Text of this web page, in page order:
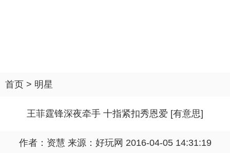
首页 > 明星
王菲霆锋深夜牵手 十指紧扣秀恩爱 [有意思]
作者：资慧 来源： 好玩网 2016-04-05 14:31:19